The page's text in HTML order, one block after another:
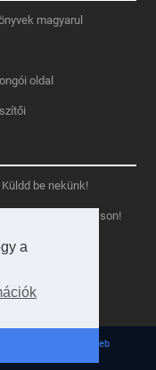
a
magyarul
oldal
be nekünk!
fennmaradhasson!
| Powered by JsWeb